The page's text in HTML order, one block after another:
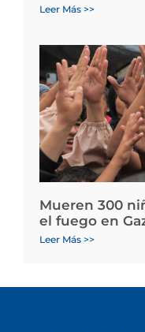
Leer Más >>
Mueren 300
el fuego en
Leer Más >>